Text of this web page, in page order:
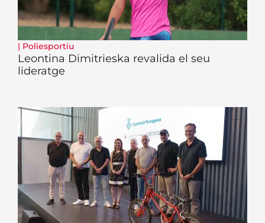
| Poliesportiu
Leontina Dimitrieska revalida el seu
lideratge